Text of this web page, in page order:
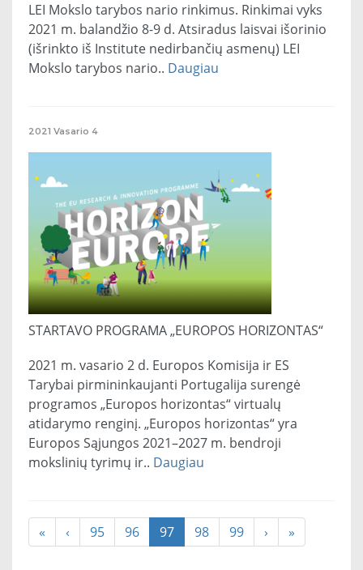
LEI Mokslo tarybos nario rinkimus. Rinkimai vyks
2021 m. balandžio 8-9 d. Atsiradus laisvai išorinio
(išrinkto iš Institute nedirbančių asmenų) LEI
Mokslo tarybos nario.. Daugiau
2021 Vasario 4
STARTAVO PROGRAMA „EUROPOS HORIZONTAS“
2021 m. vasario 2 d. Europos Komisija ir ES
Tarybai pirmininkaujanti Portugalija surengė
programos „Europos horizontas“ virtualų
atidarymo renginį. „Europos horizontas“ yra
Europos Sąjungos 2021–2027 m. bendroji
mokslinių tyrimų ir.. Daugiau
« ‹ 95 96 97 98 99 › »